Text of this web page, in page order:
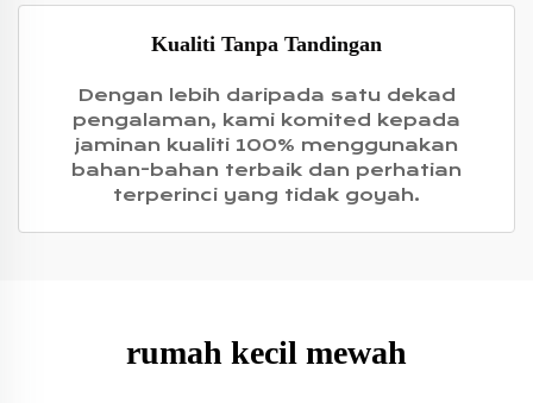
Kualiti Tanpa Tandingan
Dengan lebih daripada satu dekad
pengalaman, kami komited kepada
jaminan kualiti 100% menggunakan
bahan-bahan terbaik dan perhatian
terperinci yang tidak goyah.
rumah kecil mewah